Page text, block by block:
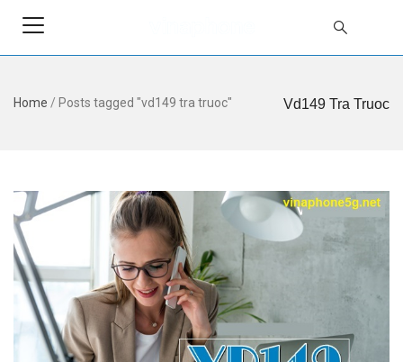
Vd149 Tra Truoc
Home / Posts tagged "vd149 tra truoc"